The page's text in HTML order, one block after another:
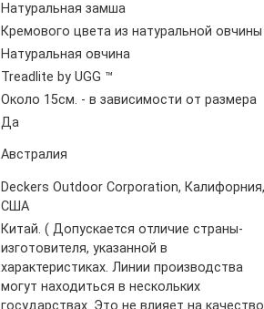
Натуральная замша
Кремового цвета из натуральной овчины
Натуральная овчина
Treadlite by UGG ™
Около 15см. - в зависимости от размера
Да
Австралия
Deckers Outdoor Corporation, Калифорния,
США
Китай. ( Допускается отличие страны-
изготовителя, указанной в
характеристиках. Линии производства
могут находиться в нескольких
государствах. Это не влияет на качество